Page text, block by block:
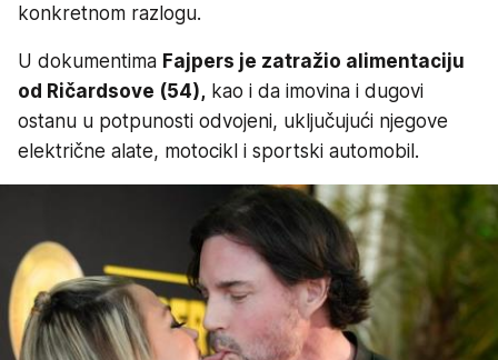
konkretnom razlogu.
U dokumentima Fajpers je zatražio alimentaciju
od Ričardsove (54), kao i da imovina i dugovi
ostanu u potpunosti odvojeni, uključujući njegove
električne alate, motocikl i sportski automobil.